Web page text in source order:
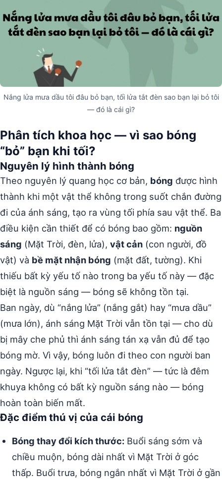
Nắng lửa mưa dầu tôi đâu bỏ bạn, tối lửa tắt đèn sao bạn lại bỏ tôi
— đó là cái gì?
Phân tích khoa học — vì sao bóng
“bỏ” bạn khi tối?
Nguyên lý hình thành bóng
Theo nguyên lý quang học cơ bản, bóng được hình
thành khi một vật thể không trong suốt chắn đường
đi của ánh sáng, tạo ra vùng tối phía sau vật thể. Ba
điều kiện cần thiết để có bóng bao gồm: nguồn
sáng (Mặt Trời, đèn, lửa), vật cản (con người, đồ
vật) và bề mặt nhận bóng (mặt đất, tường). Khi
thiếu bất kỳ yếu tố nào trong ba yếu tố này — đặc
biệt là nguồn sáng — bóng sẽ không tồn tại.
Ban ngày, dù “nắng lửa” (nắng gắt) hay “mưa dầu”
(mưa lớn), ánh sáng Mặt Trời vẫn tồn tại — cho dù
bị mây che phủ thì ánh sáng tán xạ vẫn đủ để tạo
bóng mờ. Vì vậy, bóng luôn đi theo con người ban
ngày. Ngược lại, khi “tối lửa tắt đèn” — tức là đêm
khuya không có bất kỳ nguồn sáng nào — bóng
hoàn toàn biến mất.
Đặc điểm thú vị của cái bóng
Bóng thay đổi kích thước: Buổi sáng sớm và
chiều muộn, bóng dài nhất vì Mặt Trời ở góc
thấp. Buổi trưa, bóng ngắn nhất vì Mặt Trời ở gần